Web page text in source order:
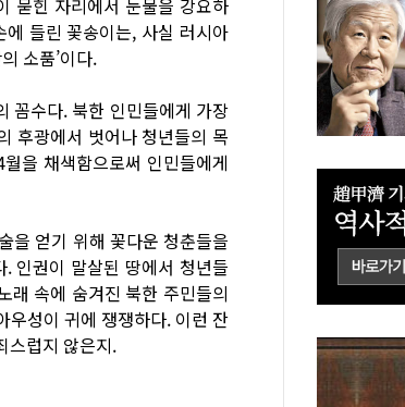
묻힌 자리에서 눈물을 강요하
들린 꽃송이는, 사실 러시아
소품’이다.
꼼수다. 북한 인민들에게 가장
후광에서 벗어나 청년들의 목
을 채색함으로써 인민들에게
을 얻기 위해 꽃다운 청춘들을
인권이 말살된 땅에서 청년들
래 속에 숨겨진 북한 주민들의
우성이 귀에 쟁쟁하다. 이런 잔
스럽지 않은지.